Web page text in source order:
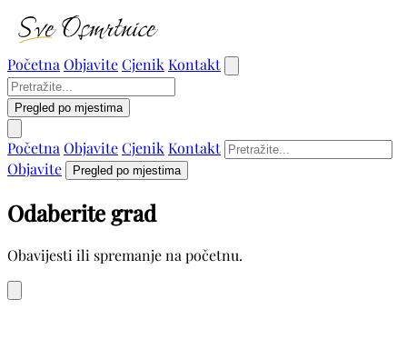
Početna ObjaviteCjenik Kontakt
Pregled po mjestima
Početna ObjaviteCjenik Kontakt
Objavite
Pregled po mjestima
Odaberite grad
Obavijesti ili spremanje na početnu.